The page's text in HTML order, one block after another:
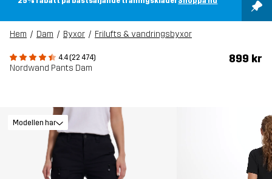
Hem Dam Byxor Frilufts & vandringsbyxor
4.4 (22 474)
Nordwand Pants Dam
899 kr
Modellen har